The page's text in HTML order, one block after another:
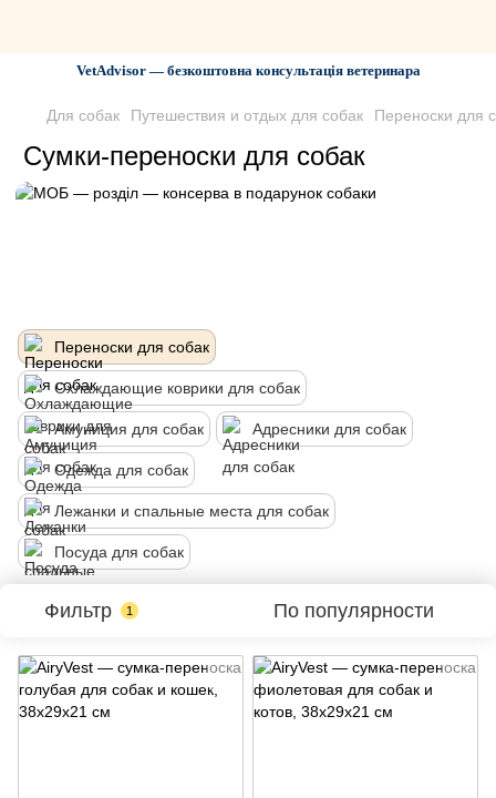
VetAdvisor — безкоштовна консультація ветеринара
Для собак Путешествия и отдых для собак Переноски для
Сумки-переноски для собак
Переноски для собак
Охлаждающие коврики для собак
Амуниция для собак Адресники для собак
Одежда для собак
Лежанки и спальные места для собак
Посуда для собак
Фильтр 1 По популярности